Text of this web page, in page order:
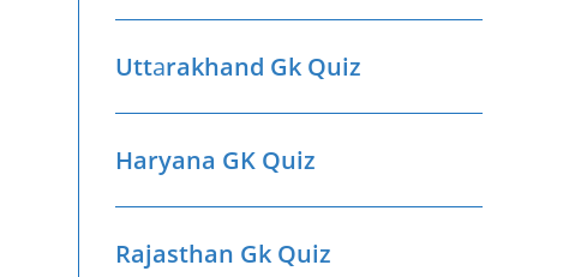
Uttarakhand Gk Quiz
Haryana GK Quiz
Rajasthan Gk Quiz